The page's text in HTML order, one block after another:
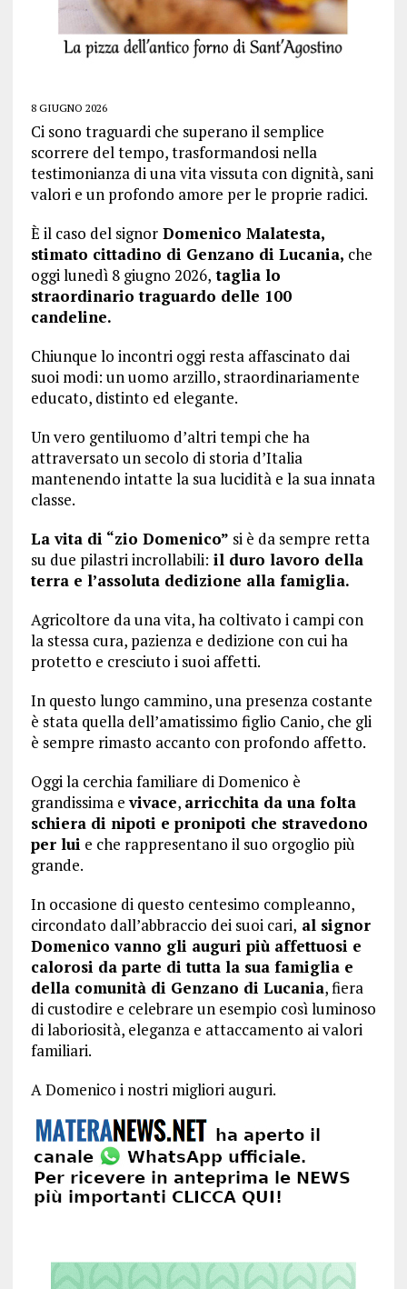
8 GIUGNO 2026
Ci sono traguardi che superano il semplice
scorrere del tempo, trasformandosi nella
testimonianza di una vita vissuta con dignità, sani
valori e un profondo amore per le proprie radici.
È il caso del signorDomenico Malatesta,
stimato cittadino di Genzano di Lucania, che
oggi lunedì 8 giugno 2026, taglia lo
straordinario traguardo delle 100
candeline.
Chiunque lo incontri oggi resta affascinato dai
suoi modi: un uomo arzillo, straordinariamente
educato, distinto ed elegante.
Un vero gentiluomo d’altri tempi che ha
attraversato un secolo di storia d’Italia
mantenendo intatte la sua lucidità e la sua innata
classe.
La vita di “zio Domenico” si è da sempre retta
su due pilastri incrollabili: il duro lavoro della
terra e l’assoluta dedizione alla famiglia.
Agricoltore da una vita, ha coltivato i campi con
la stessa cura, pazienza e dedizione con cui ha
protetto e cresciuto i suoi affetti.
In questo lungo cammino, una presenza costante
è stata quella dell’amatissimo figlio Canio, che gli
è sempre rimasto accanto con profondo affetto.
Oggi la cerchia familiare di Domenico è
grandissima evivace, arricchita da una folta
schiera di nipoti e pronipoti che stravedono
per lui e che rappresentano il suo orgoglio più
grande.
In occasione di questo centesimo compleanno,
circondato dall’abbraccio dei suoi cari, al signor
Domenico vanno gli auguri più affettuosi e
calorosi da parte di tutta la sua famiglia e
della comunità di Genzano di Lucania, fiera
di custodire e celebrare un esempio così luminoso
di laboriosità, eleganza e attaccamento ai valori
familiari.
A Domenico i nostri migliori auguri.